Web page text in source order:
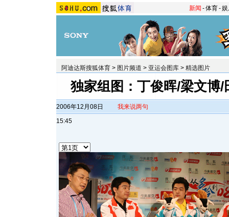
新闻 -体育-
阿迪达斯搜狐体育 > 图片频道 > 亚运会图库 > 精选图片
独家组图：丁俊晖/梁文博
2006年12月08日
15:45
我来说两句